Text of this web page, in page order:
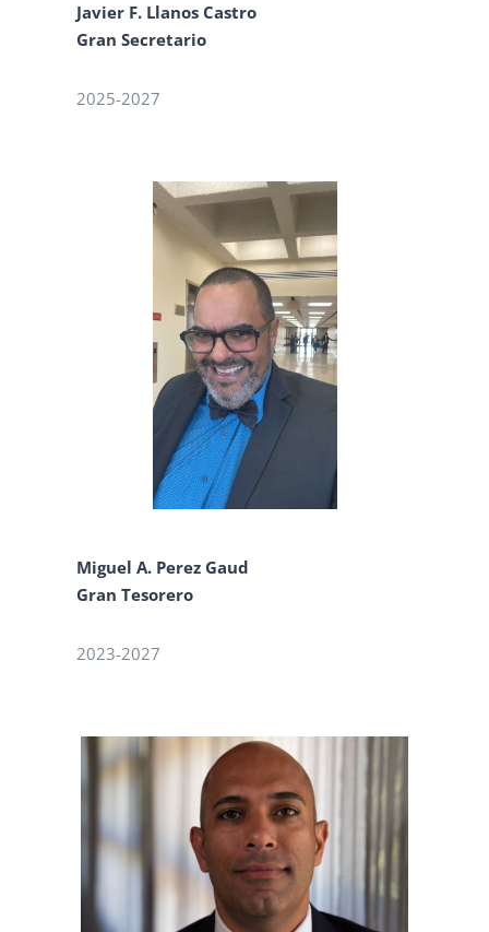
Javier F. Llanos Castro
Gran Secretario
2025-2027
Miguel A. Perez Gaud
Gran Tesorero
2023-2027